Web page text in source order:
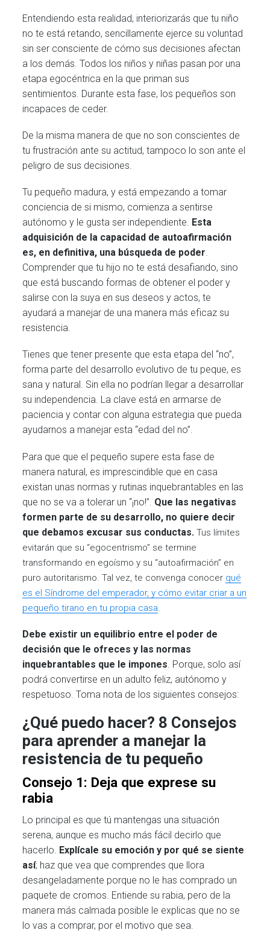
Entendiendo esta realidad, interiorizarás que tu niño
no te está retando, sencillamente ejerce su voluntad
sin ser consciente de cómo sus decisiones afectan
a los demás. Todos los niños y niñas pasan por una
etapa egocéntrica en la que priman sus
sentimientos. Durante esta fase, los pequeños son
incapaces de ceder.
De la misma manera de que no son conscientes de
tu frustración ante su actitud, tampoco lo son ante el
peligro de sus decisiones.
Tu pequeño madura, y está empezando a tomar
conciencia de si mismo, comienza a sentirse
autónomo y le gusta ser independiente. Esta
adquisición de la capacidad de autoafirmación
es, en definitiva, una búsqueda de poder.
Comprender que tu hijo no te está desafiando, sino
que está buscando formas de obtener el poder y
salirse con la suya en sus deseos y actos, te
ayudará a manejar de una manera más eficaz su
resistencia.
Tienes que tener presente que esta etapa del “no”,
forma parte del desarrollo evolutivo de tu peque, es
sana y natural. Sin ella no podrían llegar a desarrollar
su independencia. La clave está en armarse de
paciencia y contar con alguna estrategia que pueda
ayudarnos a manejar esta “edad del no”.
Para que que el pequeño supere esta fase de
manera natural, es imprescindible que en casa
existan unas normas y rutinas inquebrantables en las
que no se va a tolerar un “¡no!”. Que las negativas
formen parte de su desarrollo, no quiere decir
que debamos excusar sus conductas. Tus límites
evitarán que su “egocentrismo” se termine
transformando en egoísmo y su “autoafirmación” en
puro autoritarismo. Tal vez, te convenga conocer qué
es el Síndrome del emperador, y cómo evitar criar a un
pequeño tirano en tu propia casa
Debe existir un equilibrio entre el poder de
decisión que le ofreces y las normas
inquebrantables que le impones . Porque, solo así
podrá convertirse en un adulto feliz, autónomo y
respetuoso. Toma nota de los siguientes consejos:
¿Qué puedo hacer? 8 Consejos
para aprender a manejar la
resistencia de tu pequeño
Consejo 1: Deja que exprese su
rabia
Lo principal es que tú mantengas una situación
serena, aunque es mucho más fácil decirlo que
hacerlo. Explícale su emoción y por qué se siente
así; haz que vea que comprendes que llora
desangeladamente porque no le has comprado un
paquete de cromos. Entiende su rabia, pero de la
manera más calmada posible le explicas que no se
lo vas a comprar, por el motivo que sea.